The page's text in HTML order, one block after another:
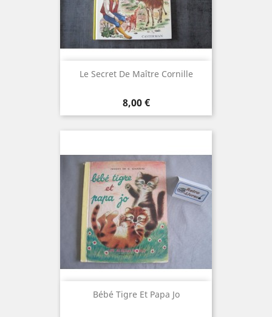
Le Secret De Maître Cornille
Prix
8,00 €
Bébé Tigre Et Papa Jo